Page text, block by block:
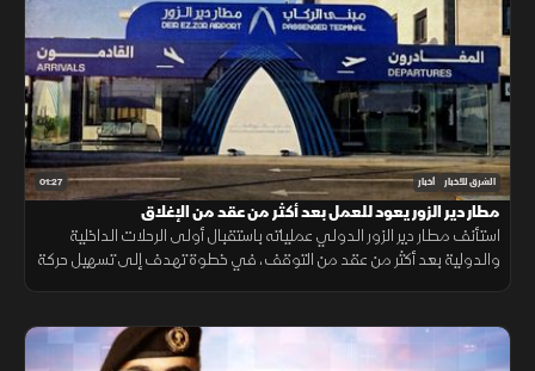
01:27 الشرق للأخبار أخبار
مطار دير الزور يعود للعمل بعد أكثر من عقد من الإغلاق
استأنف مطار دير الزور الدولي عملياته باستقبال أولى الرحلات الداخلية
والدولية بعد أكثر من عقد من التوقف، في خطوة تهدف إلى تسهيل حركة